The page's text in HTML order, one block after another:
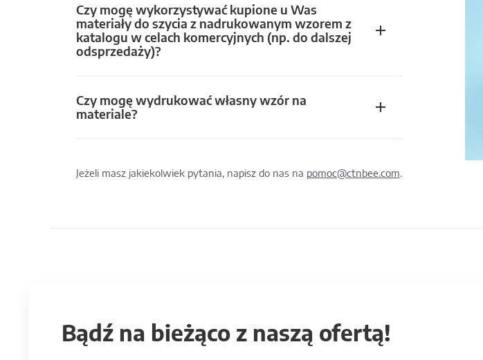
Czy mogę wykorzystywać kupione u Was
materiały do szycia z nadrukowanym wzorem z
katalogu w celach komercyjnych (np. do dalszej
odsprzedaży)?
Czy mogę wydrukować własny wzór na
materiale?
Jeżeli masz jakiekolwiek pytania, napisz do nas na pomoc@ctnbee.com.
Bądź na bieżąco z naszą ofertą!